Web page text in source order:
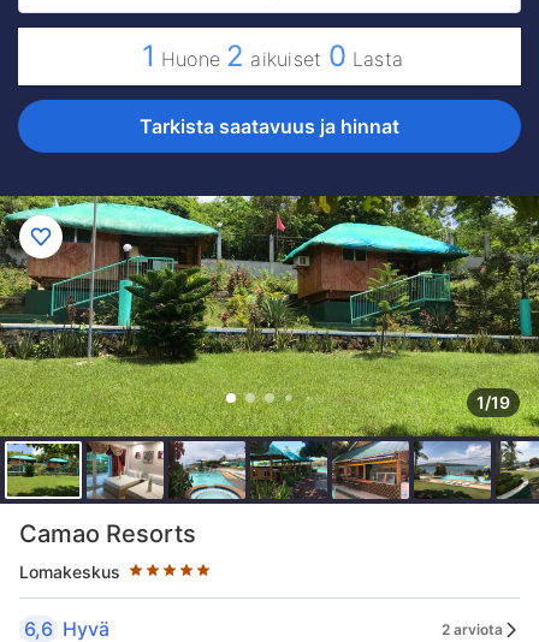
1 Huone 2 aikuiset 0 Lasta
Tarkista saatavuus ja hinnat
1/19
Camao Resorts
Lomakeskus
Tähtiluokitus 5 tähteä
6,6 Hyvä 2 arviota